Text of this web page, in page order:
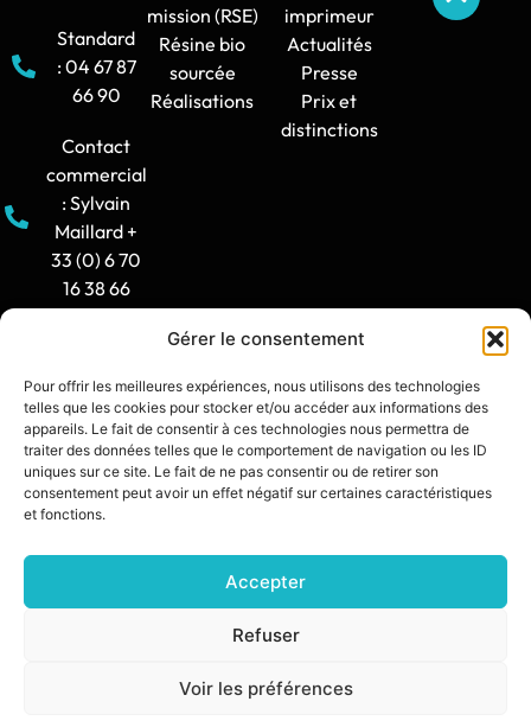
Gérer le consentement
Pour offrir les meilleures expériences, nous utilisons des technologies
telles que les cookies pour stocker et/ou accéder aux informations des
appareils. Le fait de consentir à ces technologies nous permettra de
traiter des données telles que le comportement de navigation ou les ID
uniques sur ce site. Le fait de ne pas consentir ou de retirer son
consentement peut avoir un effet négatif sur certaines caractéristiques
et fonctions.
Accepter
Refuser
Voir les préférences
Standard
: 04 67 87
66 90
Contact
commercial
: Sylvain
Maillard +
33 (0) 6 70
16 38 66
: 8h30-12h
/ 14h -
17h30
contact@synia.fr
mission (RSE)
Résine bio
sourcée
Réalisations
imprimeur
Actualités
Presse
Prix et
distinctions
POLITIQUE DE CONFIDENTIALITÉ
SITE CRÉÉ PAR :DIXIT L’AGENCE